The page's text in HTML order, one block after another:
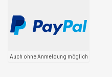
Auch ohne Anmeldung möglich